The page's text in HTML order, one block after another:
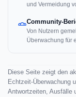
und Vermeidung
Community-
Von Nutzern
Überwachung für
Diese Seite zeigt den
Echtzeit-Überwachung
Antwortzeiten, Ausfälle